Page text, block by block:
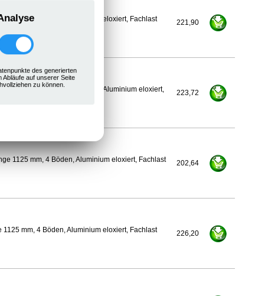
mm, 4 Böden, Aluminium eloxiert, Fachlast
221,90
Länge 1125 mm, 4 Böden, Aluminium eloxiert,
223,72
1125 mm, 4 Böden, Aluminium eloxiert, Fachlast
202,64
mm, 4 Böden, Aluminium eloxiert, Fachlast
226,20
des generierten
Abläufe auf unserer Seite
zu können.